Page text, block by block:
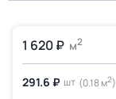
1 620 ₽ м2
291.6 ₽ шт (0.18 м2)